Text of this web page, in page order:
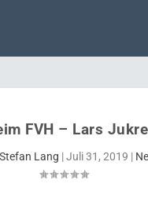
FVH – Lars
Stefan Lang |Juli 31, 2019 |